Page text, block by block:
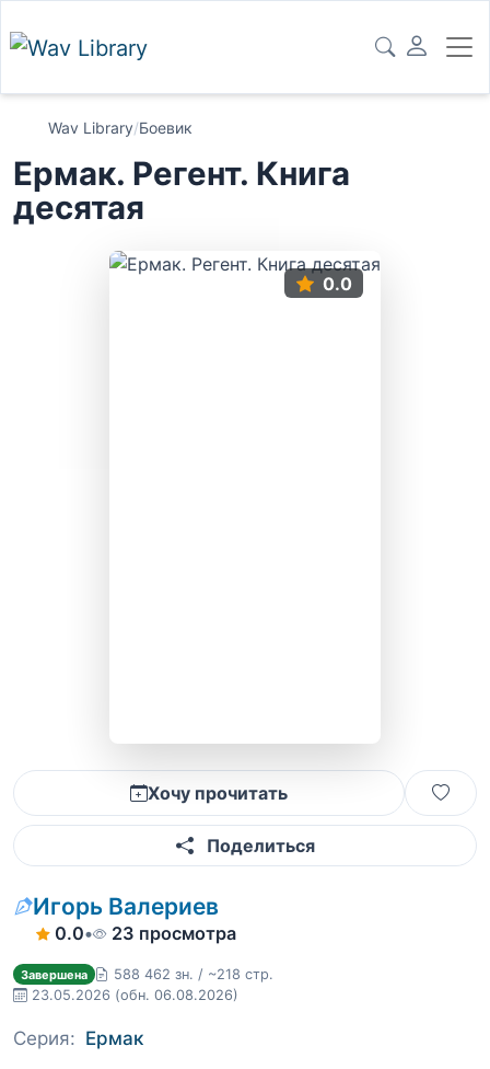
Wav Library/Боевик
Ермак. Регент. Книга
десятая
0.0
Хочу прочитать
Поделиться
Игорь Валериев
0.0• 23 просмотра
Завершена
588 462 зн. / ~218 стр.
23.05.2026 (обн. 06.08.2026)
Серия: Ермак